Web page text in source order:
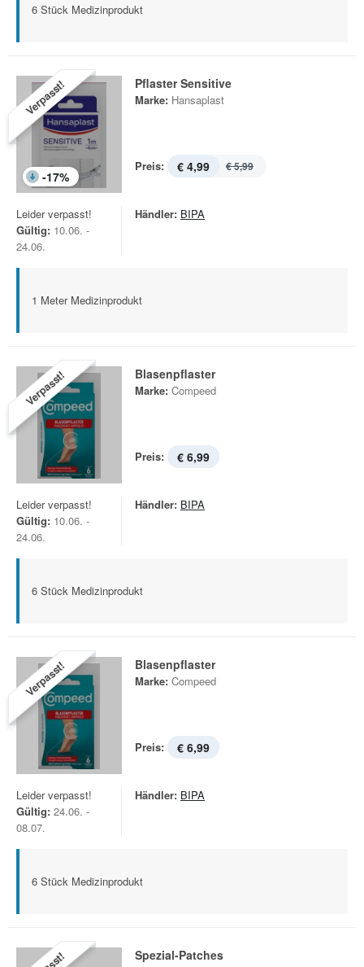
6 Stück Medizinprodukt
Verpasst!
-17%
Pflaster Sensitive
Marke: Hansaplast
Preis: € 4,99 € 5,99
Leider verpasst!
Gültig: 10.06. -
24.06.
Händler: BIPA
1 Meter Medizinprodukt
Verpasst! Blasenpflaster
Marke: Compeed
Preis: € 6,99
Leider verpasst!
Gültig: 10.06. -
24.06.
Händler: BIPA
6 Stück Medizinprodukt
Verpasst! Blasenpflaster
Marke: Compeed
Preis: € 6,99
Leider verpasst!
Gültig: 24.06. -
08.07.
Händler: BIPA
6 Stück Medizinprodukt
Spezial-Patches